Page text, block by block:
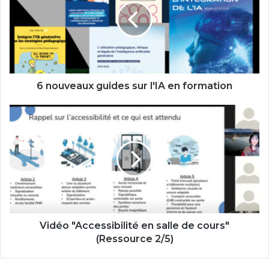
sur
en
formation
6 nouveaux guides sur l'IA en formation
Vidéo
"Accessibilité
en
salle
de
(Ressource
2/5)
Vidéo "Accessibilité en salle de cours"
(Ressource 2/5)